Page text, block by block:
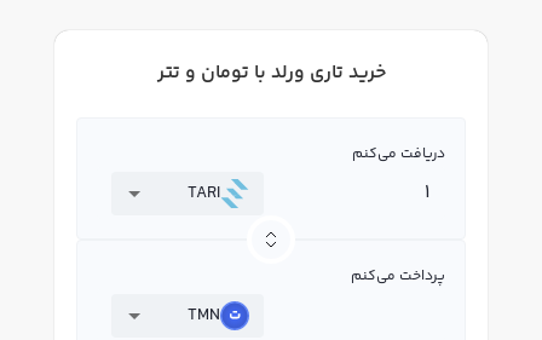
خرید تاری ورلد با تومان و تتر
دریافت می‌کنم
TARI
پرداخت می‌کنم
TMN